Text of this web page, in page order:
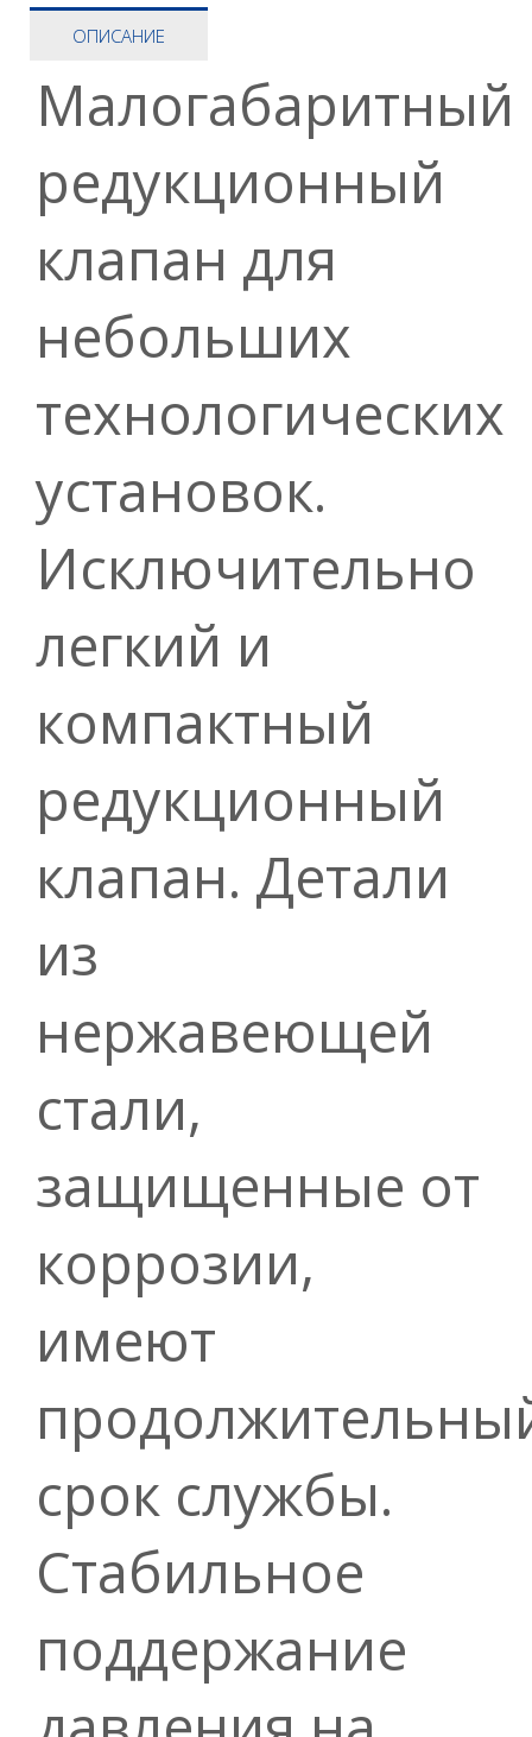
ОПИСАНИЕ
Малогабаритный
редукционный
клапан для
небольших
технологических
установок.
Исключительно
легкий и
компактный
редукционный
клапан. Детали
из
нержавеющей
стали,
защищенные от
коррозии,
имеют
срок службы.
Стабильное
поддержание